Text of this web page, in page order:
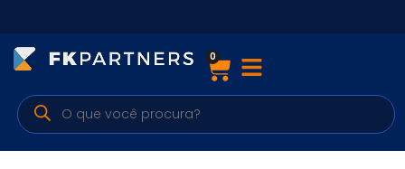
Cursos
Preparatórios Nacionais
Internacionais
0